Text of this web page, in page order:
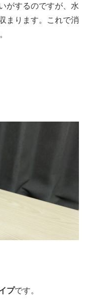
がするのですが、水
まります。これで消
プです。